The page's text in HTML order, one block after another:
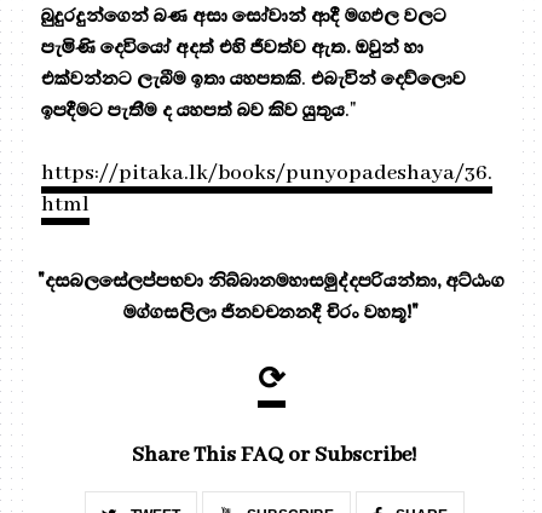
බුදුරදුන්ගෙන් බණ අසා සෝවාන් ආදී මගඵල වලට
පැමිණි දෙවියෝ අදත් එහි ජීවත්ව ඇත. ඔවුන් හා
එක්වන්නට ලැබීම ඉතා යහපතකි.එබැවින් දෙව්ලොව
ඉපදීමට පැතීම ද යහපත් බව කිව යුතුය."
https://pitaka.lk/books/punyopadeshaya/36.
html
"දසබලසේලප්පභවා නිබ්බානමහාසමුද්දපරියන්තා, අට්ඨංග
මග්ගසලිලා ජිනවචනනදී චිරං වහතූ!"
⟳
Share This FAQ or Subscribe!